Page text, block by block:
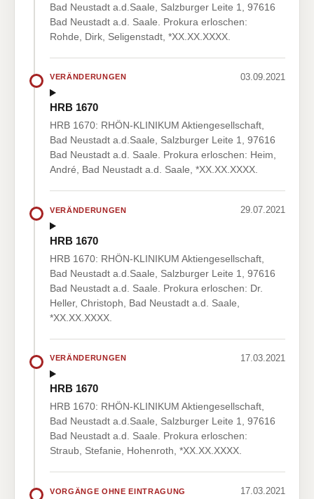
Bad Neustadt a.d.Saale, Salzburger Leite 1, 97616
Bad Neustadt a.d. Saale. Prokura erloschen:
Rohde, Dirk, Seligenstadt, *XX.XX.XXXX.
VERÄNDERUNGEN 03.09.2021
HRB 1670
HRB 1670: RHÖN-KLINIKUM Aktiengesellschaft,
Bad Neustadt a.d.Saale, Salzburger Leite 1, 97616
Bad Neustadt a.d. Saale. Prokura erloschen: Heim,
André, Bad Neustadt a.d. Saale, *XX.XX.XXXX.
VERÄNDERUNGEN 29.07.2021
HRB 1670
HRB 1670: RHÖN-KLINIKUM Aktiengesellschaft,
Bad Neustadt a.d.Saale, Salzburger Leite 1, 97616
Bad Neustadt a.d. Saale. Prokura erloschen: Dr.
Heller, Christoph, Bad Neustadt a.d. Saale,
*XX.XX.XXXX.
VERÄNDERUNGEN 17.03.2021
HRB 1670
HRB 1670: RHÖN-KLINIKUM Aktiengesellschaft,
Bad Neustadt a.d.Saale, Salzburger Leite 1, 97616
Bad Neustadt a.d. Saale. Prokura erloschen:
Straub, Stefanie, Hohenroth, *XX.XX.XXXX.
VORGÄNGE OHNE EINTRAGUNG 17.03.2021